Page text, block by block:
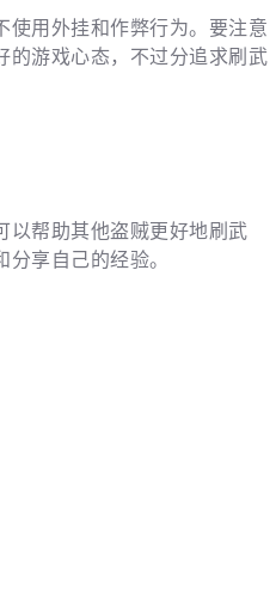
使用外挂和作弊行为。要注意
的游戏心态，不过分追求刷武
以帮助其他盗贼更好地刷武
享自己的经验。